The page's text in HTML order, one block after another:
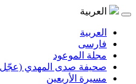
العربية
العربية
فارسی
مجلة الموعود
صحيفة صدى المهدي (عجّل
مسيرة الأربعين